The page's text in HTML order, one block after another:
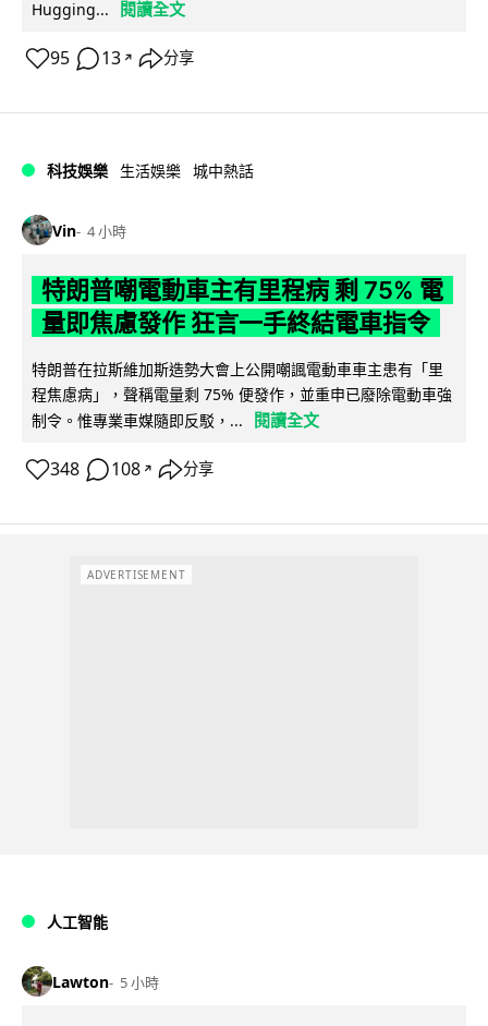
Hugging... 閱讀全文
95 13 ↗ 分享
科技娛樂 生活娛樂 城中熱話
Vin 4 小時
特朗普嘲電動車主有里程病 剩 75% 電
量即焦慮發作 狂言一手終結電車指令
特朗普在拉斯維加斯造勢大會上公開嘲諷電動車車主患有「里
程焦慮病」，聲稱電量剩 75% 便發作，並重申已廢除電動車強
制令。惟專業車媒隨即反駁，...
閱讀全文
348 108 ↗ 分享
ADVERTISEMENT
人工智能
Lawton 5 小時